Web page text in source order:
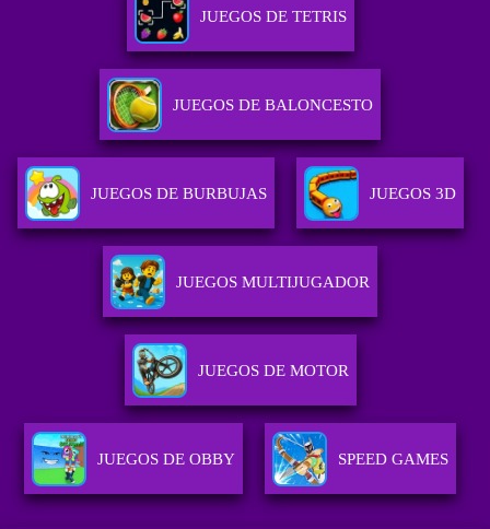
JUEGOS DE TETRIS
JUEGOS DE BALONCESTO
JUEGOS DE BURBUJAS JUEGOS 3D
JUEGOS MULTIJUGADOR
JUEGOS DE MOTOR
JUEGOS DE OBBY SPEED GAMES